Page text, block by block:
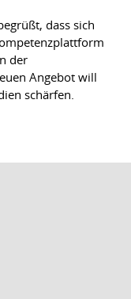
dass sich
der
Angebot will
schärfen.